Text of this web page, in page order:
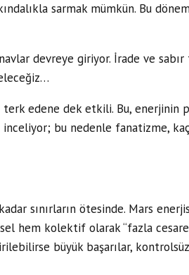
sarmak mümkün. Bu
devreye giriyor. İrade ve
edene dek etkili. Bu, enerjinin
bu nedenle fanatizme,
sınırların ötesinde. Mars
hem kolektif olarak “fazla
büyük başarılar,